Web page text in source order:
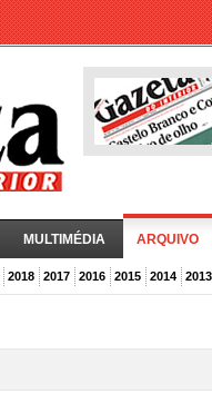
MULTIMÉDIA ARQUIVO
2018 2017 2016 2015 2014 2013